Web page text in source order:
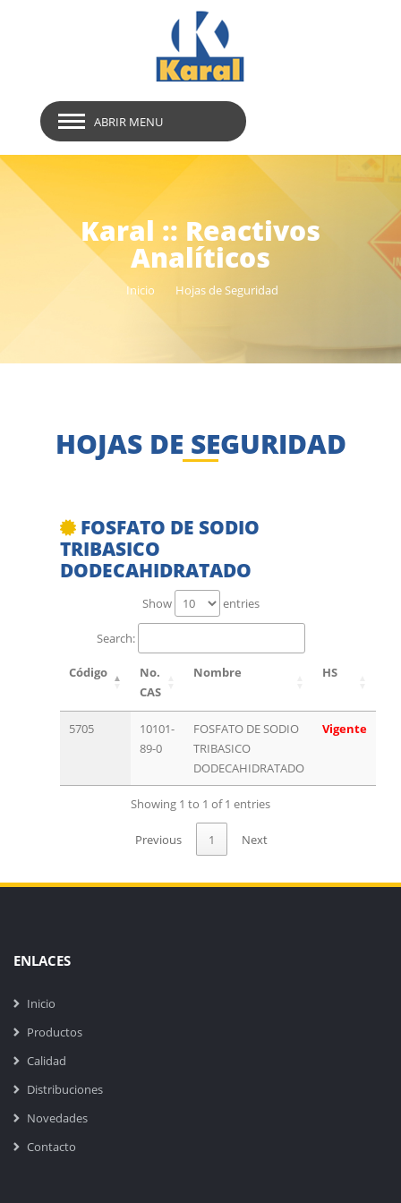
ABRIR MENU
Karal :: Reactivos
Analíticos
Inicio Hojas de Seguridad
HOJAS DE SEGURIDAD
FOSFATO DE SODIO
TRIBASICO
DODECAHIDRATADO
Show entries
Search:
Código
No.
CAS
Nombre HS
5705
10101-
89-0
FOSFATO DE SODIO
TRIBASICO
DODECAHIDRATADO
Vigente
Showing 1 to 1 of 1 entries
Previous 1 Next
ENLACES
Inicio
Productos
Calidad
Distribuciones
Novedades
Contacto